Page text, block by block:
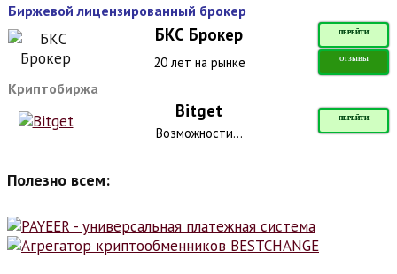
Биржевой лицензированный брокер
БКС Брокер ПЕРЕЙТИ
20 лет на рынке ОТЗЫВЫ
Криптобиржа
Bitget ПЕРЕЙТИ
Возможности...
Полезно всем: